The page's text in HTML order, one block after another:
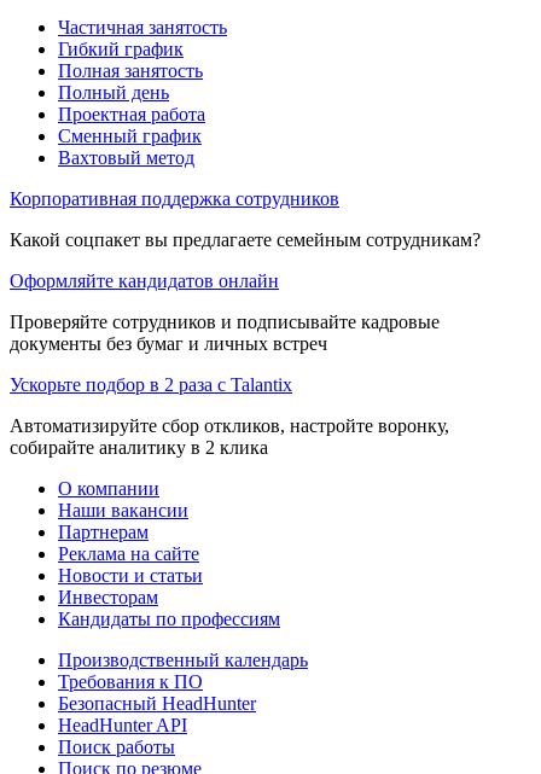
Частичная занятость
Гибкий график
Полная занятость
Полный день
Проектная работа
Сменный график
Вахтовый метод
Корпоративная поддержка сотрудников
Какой соцпакет вы предлагаете семейным сотрудникам?
Оформляйте кандидатов онлайн
Проверяйте сотрудников и подписывайте кадровые
документы без бумаг и личных встреч
Ускорьте подбор в 2 раза с Talantix
Автоматизируйте сбор откликов, настройте воронку,
собирайте аналитику в 2 клика
О компании
Наши вакансии
Партнерам
Реклама на сайте
Новости и статьи
Инвесторам
Кандидаты по профессиям
Производственный календарь
Требования к ПО
Безопасный HeadHunter
HeadHunter API
Поиск работы
Поиск по резюме